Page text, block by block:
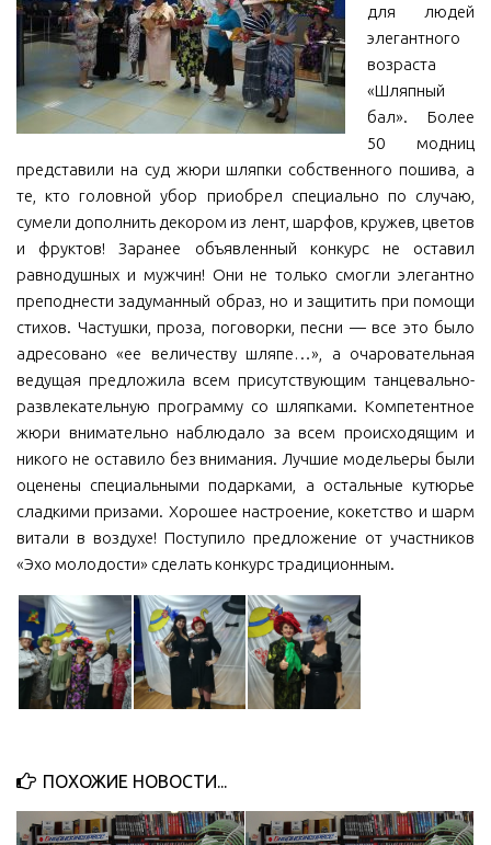
Отчеты о деятельности
Учреждения культуры
МБУ Дом культуры «Молодость»
МБОУ ДО «Детская школа искусств»
МБОУ ДО «Детская музыкальная школа»
МБУК «Искитимский городской историко-художественный
музей»
МБУ Парк культуры и отдыха им. И.В. Коротеева
ДК «Россия»
Афиша
Независимая оценка качества
Контакты
для людей
элегантного
возраста
«Шляпный
бал». Более
50 модниц
представили на суд жюри шляпки собственного пошива, а
те, кто головной убор приобрел специально по случаю,
сумели дополнить декором из лент, шарфов, кружев, цветов
и фруктов! Заранее объявленный конкурс не оставил
равнодушных и мужчин! Они не только смогли элегантно
преподнести задуманный образ, но и защитить при помощи
стихов. Частушки, проза, поговорки, песни — все это было
адресовано «ее величеству шляпе…», а очаровательная
ведущая предложила всем присутствующим танцевально-
развлекательную программу со шляпками. Компетентное
жюри внимательно наблюдало за всем происходящим и
никого не оставило без внимания. Лучшие модельеры были
оценены специальными подарками, а остальные кутюрье
сладкими призами. Хорошее настроение, кокетство и шарм
витали в воздухе! Поступило предложение от участников
«Эхо молодости» сделать конкурс традиционным.
ПОХОЖИЕ НОВОСТИ...